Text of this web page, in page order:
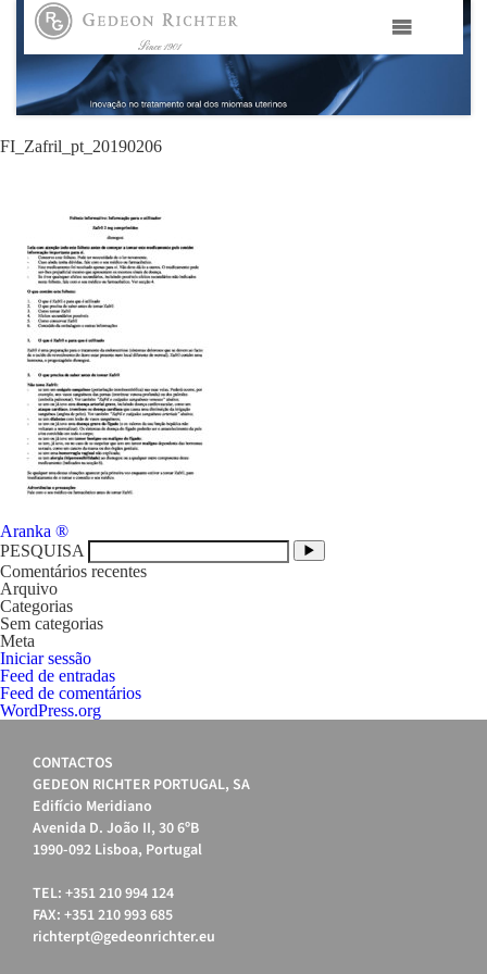
HOME
GEDEON RICHTER PORTUGAL
ÁREAS TERAPÊUTICAS
MEDIA
CONTACTOS
FAMA
FI_Zafril_pt_20190206
Navegação
de
artigos
Aranka ®
PESQUISA
Comentários recentes
Arquivo
Categorias
Sem categorias
Meta
Iniciar sessão
Feed de entradas
Feed de comentários
WordPress.org
CONTACTOS
GEDEON RICHTER PORTUGAL, SA
Edifício Meridiano
Avenida D. João II, 30 6ºB
1990-092 Lisboa, Portugal
TEL: +351 210 994 124
FAX: +351 210 993 685
richterpt@gedeonrichter.eu